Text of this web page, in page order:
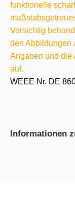
funktionelle
Vorsichtig
den Abbildungen
Angaben und die
auf.
WEEE Nr. DE
Informationen